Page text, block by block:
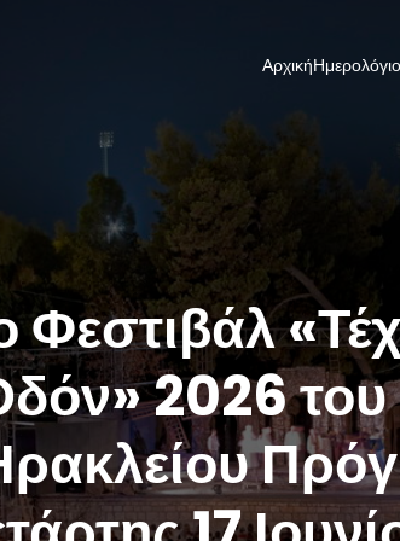
Αρχική
Φεστιβάλ
2026